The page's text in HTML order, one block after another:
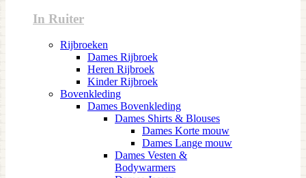
In Ruiter
Rijbroeken
Dames Rijbroek
Heren Rijbroek
Kinder Rijbroek
Bovenkleding
Dames Bovenkleding
Dames Shirts & Blouses
Dames Korte mouw
Dames Lange mouw
Dames Vesten &
Bodywarmers